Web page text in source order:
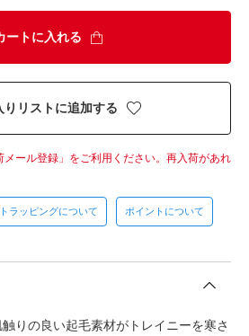
ートに入れる
りリストに追加する
ール登録」をご利用ください。 再入荷があれ
ラッピングについて ポイントについて
りの良い起毛素材がトレイニーを寒さ